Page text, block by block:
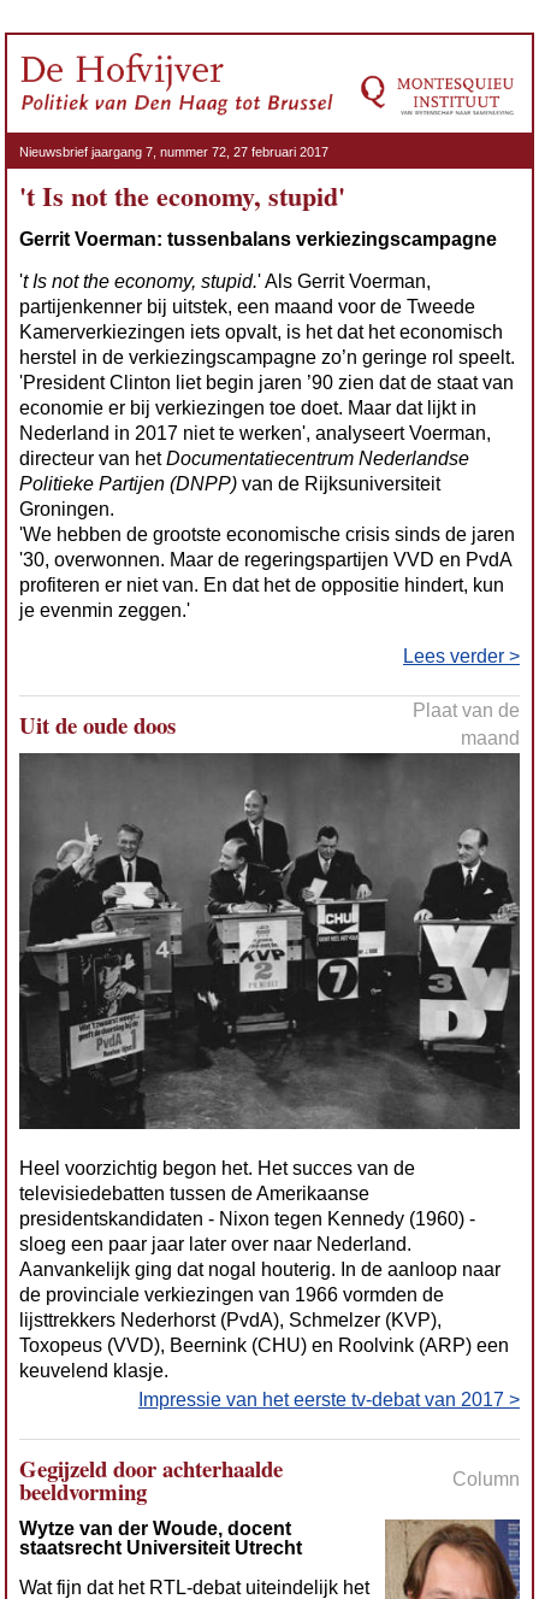
Nieuwsbrief jaargang 7, nummer 72, 27 februari 2017
't Is not the economy, stupid'
Gerrit Voerman: tussenbalans verkiezingscampagne
't Is not the economy, stupid.' Als Gerrit Voerman,
partijenkenner bij uitstek, een maand voor de Tweede
Kamerverkiezingen iets opvalt, is het dat het economisch
herstel in de verkiezingscampagne zo’n geringe rol speelt.
'President Clinton liet begin jaren ’90 zien dat de staat van
economie er bij verkiezingen toe doet. Maar dat lijkt in
Nederland in 2017 niet te werken', analyseert Voerman,
directeur van hetDocumentatiecentrum Nederlandse
Politieke Partijen (DNPP) van de Rijksuniversiteit
Groningen.
'We hebben de grootste economische crisis sinds de jaren
'30, overwonnen. Maar de regeringspartijen VVD en PvdA
profiteren er niet van. En dat het de oppositie hindert, kun
je evenmin zeggen.'
Lees verder >
Uit de oude doos
Plaat van de
maand
Heel voorzichtig begon het. Het succes van de
televisiedebatten tussen de Amerikaanse
presidentskandidaten - Nixon tegen Kennedy (1960) -
sloeg een paar jaar later over naar Nederland.
Aanvankelijk ging dat nogal houterig. In de aanloop naar
de provinciale verkiezingen van 1966 vormden de
lijsttrekkers Nederhorst (PvdA), Schmelzer (KVP),
Toxopeus (VVD), Beernink (CHU) en Roolvink (ARP) een
keuvelend klasje.
Impressie van het eerste tv-debat van 2017 >
Gegijzeld door achterhaalde
beeldvorming Column
Wytze van der Woude, docent
staatsrecht Universiteit Utrecht
Wat fijn dat het RTL-debat uiteindelijk het